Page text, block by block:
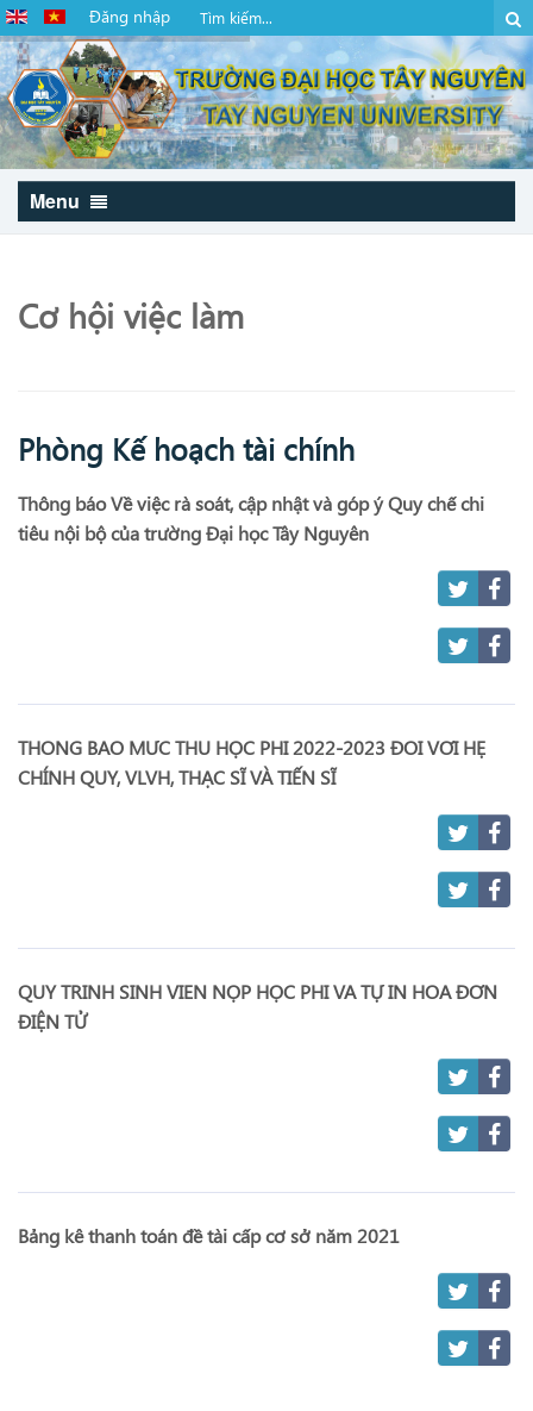
Đăng nhập
Menu
Cơ hội việc làm
Phòng Kế hoạch tài chính
Thông báo Về việc rà soát, cập nhật và góp ý Quy chế chi
tiêu nội bộ của trường Đại học Tây Nguyên
THÔNG BÁO MỨC THU HỌC PHÍ 2022-2023 ĐỐI VỚI HỆ
CHÍNH QUY, VLVH, THẠC SĨ VÀ TIẾN SĨ
QUY TRÌNH SINH VIÊN NỘP HỌC PHÍ VÀ TỰ IN HÓA ĐƠN
ĐIỆN TỬ
Bảng kê thanh toán đề tài cấp cơ sở năm 2021